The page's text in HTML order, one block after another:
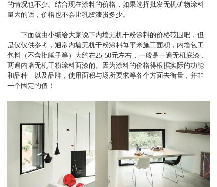
的情况也不少。结合现在涂料的价格，如果选择批发无机矿物涂料
量大的话，价格也不会比乳胶漆贵多少。
下面就由小编给大家说下内墙无机干粉涂料的价格范围吧，但
是仅仅供参考，通常内墙无机干粉涂料每平米施工面积，内墙包工
包料（不含批腻子等）大约在25-50元左右，一般是一遍无机底漆，
两遍内墙无机干粉涂料面漆的。因为涂料的价格得根据实际的功能
和品种，以及品牌，使用面积与场所要求等各个方面去衡量，并非
一个固定的值！